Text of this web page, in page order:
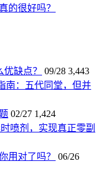
的很好吗？
缺点？ 09/28 3,443
南：五代同堂，但并
02/27 1,424
喷剂，实现真正零副
用对了吗？
06/26